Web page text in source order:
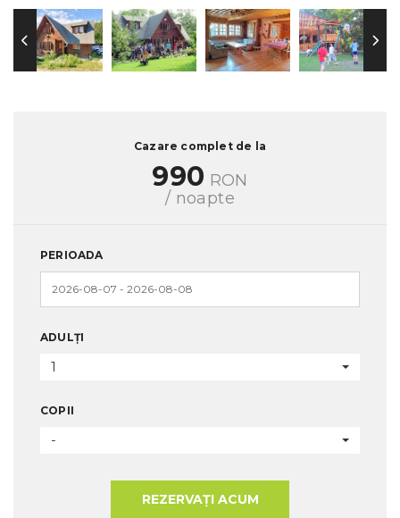
Cazare complet de la
990 RON
/ noapte
PERIOADA
ADULȚI
1
COPII
-
REZERVAȚI ACUM